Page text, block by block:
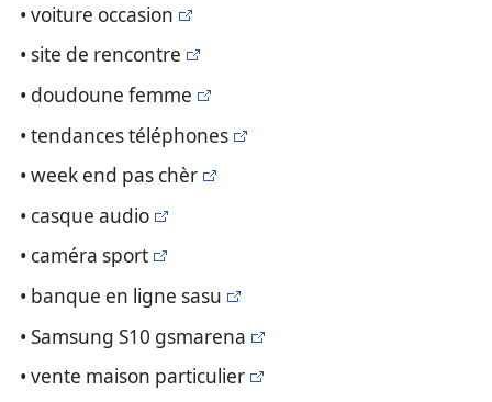
• voiture occasion
• site de rencontre
• doudoune femme
• tendances téléphones
• week end pas chèr
• casque audio
• caméra sport
• banque en ligne sasu
• Samsung S10 gsmarena
• vente maison particulier